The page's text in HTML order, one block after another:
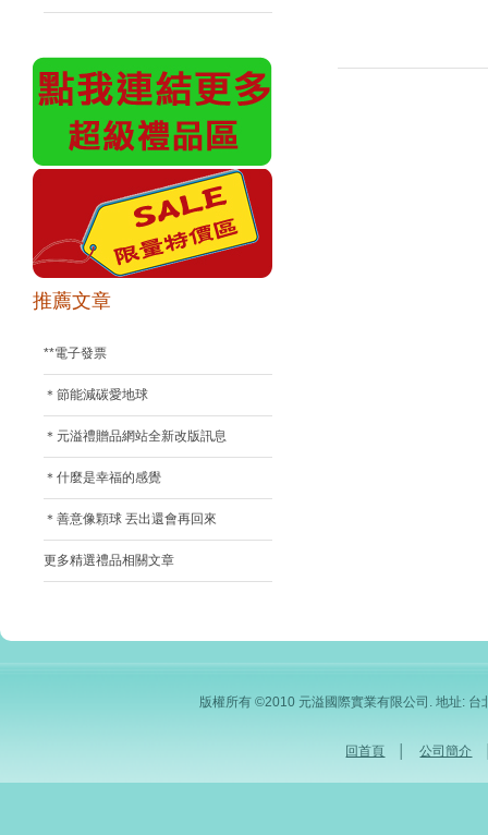
推薦文章
**電子發票
＊節能減碳愛地球
＊元溢禮贈品網站全新改版訊息
＊什麼是幸福的感覺
＊善意像顆球 丟出還會再回來
更多精選禮品相關文章
版權所有 ©2010 元溢國際實業有限公司. 地址:
回首頁 │公司簡介